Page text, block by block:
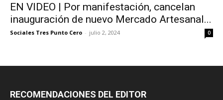
EN VIDEO | Por manifestación, cancelan
inauguración de nuevo Mercado Artesanal...
Sociales Tres Punto Cero - julio 2, 2024 0
RECOMENDACIONES DEL EDITOR